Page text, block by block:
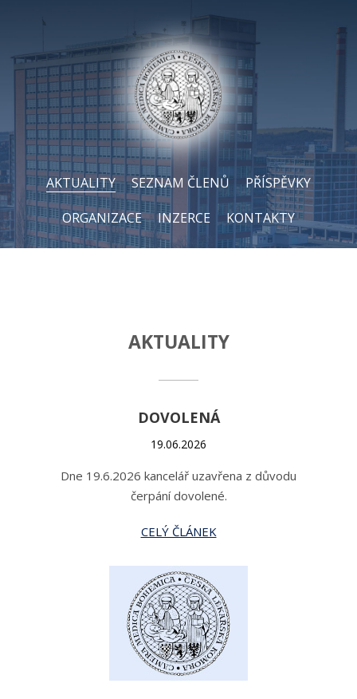
AKTUALITY SEZNAM ČLENŮ
PŘÍSPĚVKY
ORGANIZACE
INZERCE KONTAKTY
AKTUALITY
DOVOLENÁ
19.06.2026
Dne 19.6.2026 kancelář uzavřena z důvodu
čerpání dovolené.
CELÝ ČLÁNEK